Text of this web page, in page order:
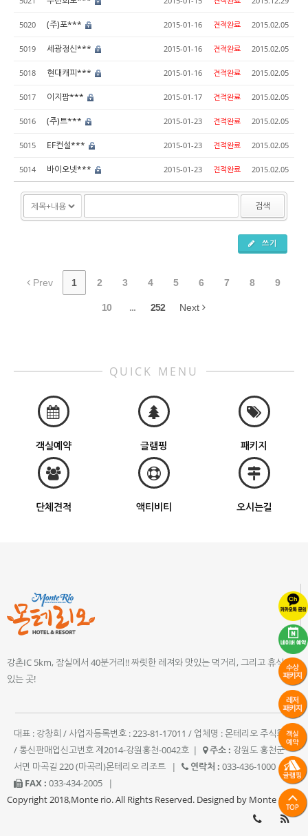
5020 (주)포*** 2015-01-16 견적완료 2015.02.05
5019 세광정신*** 2015-01-16 견적완료 2015.02.05
5018 현대캐피*** 2015-01-16 견적완료 2015.02.05
5017 이지팜*** 2015-01-17 견적완료 2015.02.05
5016 (주)트*** 2015-01-23 견적완료 2015.02.05
5015 EF컨설*** 2015-01-23 견적완료 2015.02.05
5014 바이오넷*** 2015-01-23 견적완료 2015.02.05
검색
쓰기
Prev 1 2 3 4 5 6 7 8 9
10 ... 252 Next
QUICK MENU
객실예약 글램핑 패키지
단체견적 액티비티 오시는길
강촌IC 5km, 잠실에서 40분거리!! 짜릿한 레져와 맛있는 먹거리, 그리고 휴식이
있는 곳!
대표 : 강창희 / 사업자등록번호 : 223-81-17011 / 업체명 : 몬테리오 주식회사
/ 통신판매업신고번호 제2014-강원홍천-0042호 | 주소 : 강원도 홍천군
서면 마곡길 220 (마곡리)몬테리오 리조트
| 연락처 : 033-436-1000
|
FAX : 033-434-2005
|
Copyright 2018,Monte rio. All Rights Reserved. Designed by Monte rio.